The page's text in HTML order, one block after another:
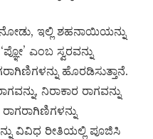
ನೋಡು, ಇಲ್ಲಿ ಶಹನಾಯಿಯನ್ನು
ಎಂಬ ಸ್ವರವನ್ನು
ಹೊರಡಿಸುತ್ತಾನೆ.
ನಿರಾಕಾರ ರಾಗವನ್ನು
ವಿವಿಧ ರೀತಿಯಲ್ಲಿ ಪೂಜಿಸಿ